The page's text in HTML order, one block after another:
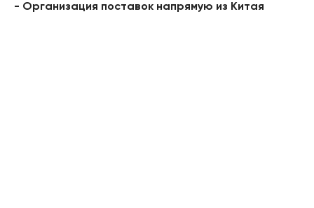
- Организация поставок напрямую из Китая